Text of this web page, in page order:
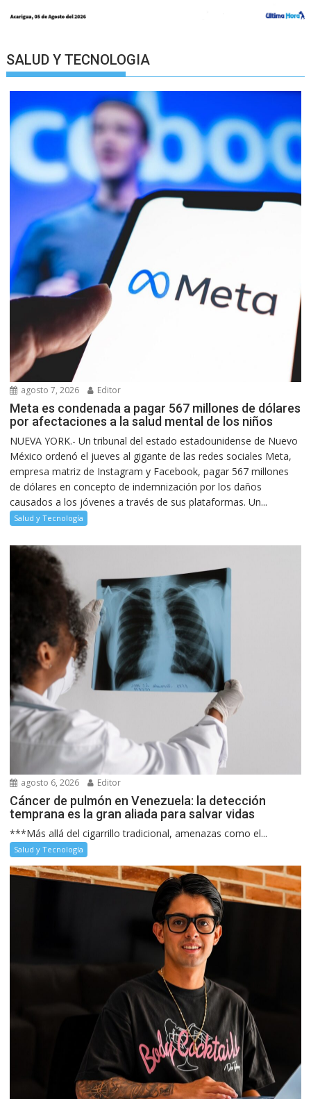
SALUD Y TECNOLOGIA
agosto 7, 2026 Editor
Meta es condenada a pagar 567 millones de dólares
por afectaciones a la salud mental de los niños
NUEVA YORK.- Un tribunal del estado estadounidense de Nuevo
México ordenó el jueves al gigante de las redes sociales Meta,
empresa matriz de Instagram y Facebook, pagar 567 millones
de dólares en concepto de indemnización por los daños
causados a los jóvenes a través de sus plataformas. Un...
Salud y Tecnología
agosto 6, 2026 Editor
Cáncer de pulmón en Venezuela: la detección
temprana es la gran aliada para salvar vidas
***Más allá del cigarrillo tradicional, amenazas como el...
Salud y Tecnología